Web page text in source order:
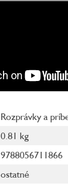
Rozprávky a
0.81 kg
9788056711866
ostatné